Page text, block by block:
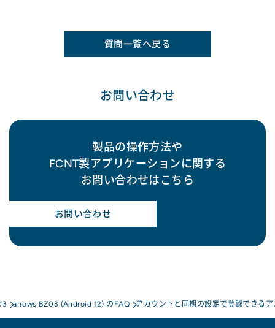
質問一覧へ戻る
お問い合わせ
製品の操作方法や
FCNT製アプリケーションに関する
お問い合わせはこちら
お問い合わせ
arrows BZ03 (Android 12) のFAQ アカウントと同期の設定で登録できる